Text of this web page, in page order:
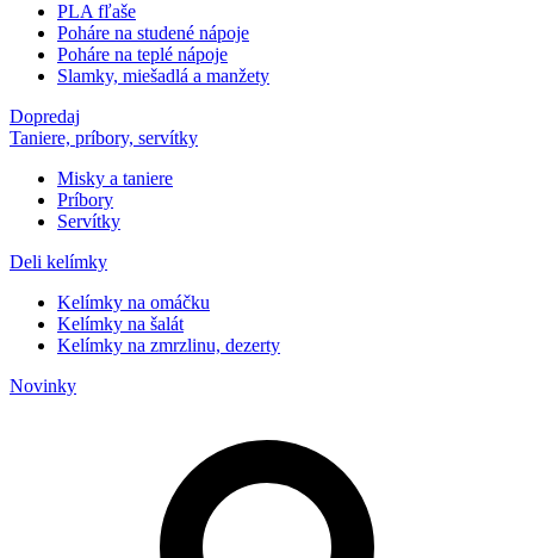
PLA fľaše
Poháre na studené nápoje
Poháre na teplé nápoje
Slamky, miešadlá a manžety
Dopredaj
Taniere, príbory, servítky
Misky a taniere
Príbory
Servítky
Deli kelímky
Kelímky na omáčku
Kelímky na šalát
Kelímky na zmrzlinu, dezerty
Novinky